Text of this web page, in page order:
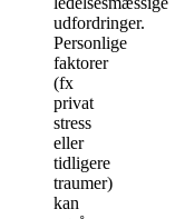
udfordringer.
Personlige
faktorer
(fx
privat
stress
eller
tidligere
traumer)
kan